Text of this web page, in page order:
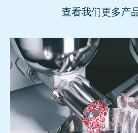
查看我们更多产